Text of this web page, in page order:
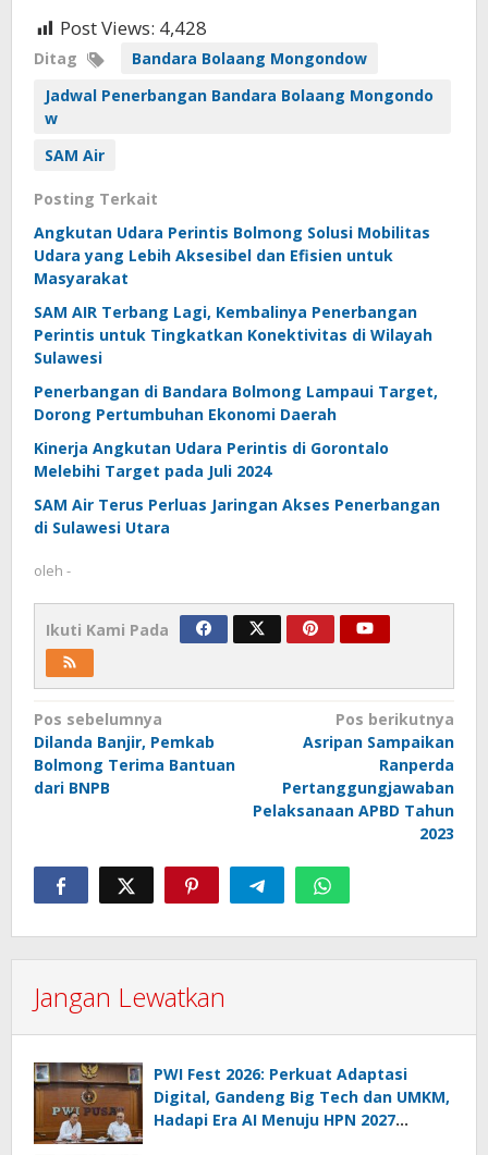
Post Views: 4,428
Ditag
Bandara Bolaang Mongondow
Jadwal Penerbangan Bandara Bolaang Mongondo
w
SAM Air
Posting Terkait
Angkutan Udara Perintis Bolmong Solusi Mobilitas
Udara yang Lebih Aksesibel dan Efisien untuk
Masyarakat
SAM AIR Terbang Lagi, Kembalinya Penerbangan
Perintis untuk Tingkatkan Konektivitas di Wilayah
Sulawesi
Penerbangan di Bandara Bolmong Lampaui Target,
Dorong Pertumbuhan Ekonomi Daerah
Kinerja Angkutan Udara Perintis di Gorontalo
Melebihi Target pada Juli 2024
SAM Air Terus Perluas Jaringan Akses Penerbangan
di Sulawesi Utara
oleh -
Ikuti Kami Pada
Navigasi
pos
Pos sebelumnya
Dilanda Banjir, Pemkab
Bolmong Terima Bantuan
dari BNPB
Pos berikutnya
Asripan Sampaikan
Ranperda
Pertanggungjawaban
Pelaksanaan APBD Tahun
2023
Jangan Lewatkan
PWI Fest 2026: Perkuat Adaptasi
Digital, Gandeng Big Tech dan UMKM,
Hadapi Era AI Menuju HPN 2027